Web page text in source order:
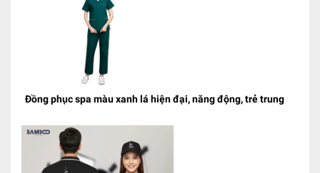
Đồng phục spa màu xanh lá hiện đại, năng động, trẻ trung